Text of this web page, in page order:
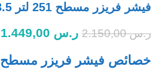
فيشر فريزر مسطح 251 لتر 3.5 قدم – أبيض
ر.س2.150,00 ر.س
خصائص فيشر فريزر مسطح 251 لتر: